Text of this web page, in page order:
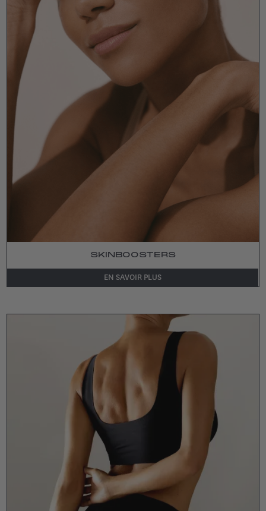
SKINBOOSTERS
EN SAVOIR PLUS